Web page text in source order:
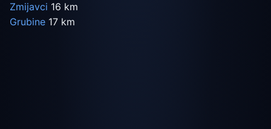
Zmijavci 16 km
Grubine 17 km